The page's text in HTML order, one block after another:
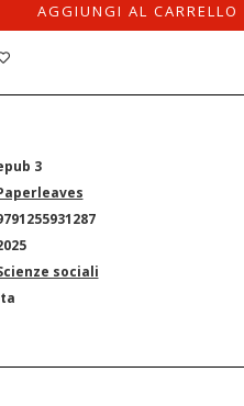
AGGIUNGI AL CARRELLO
3
sociali